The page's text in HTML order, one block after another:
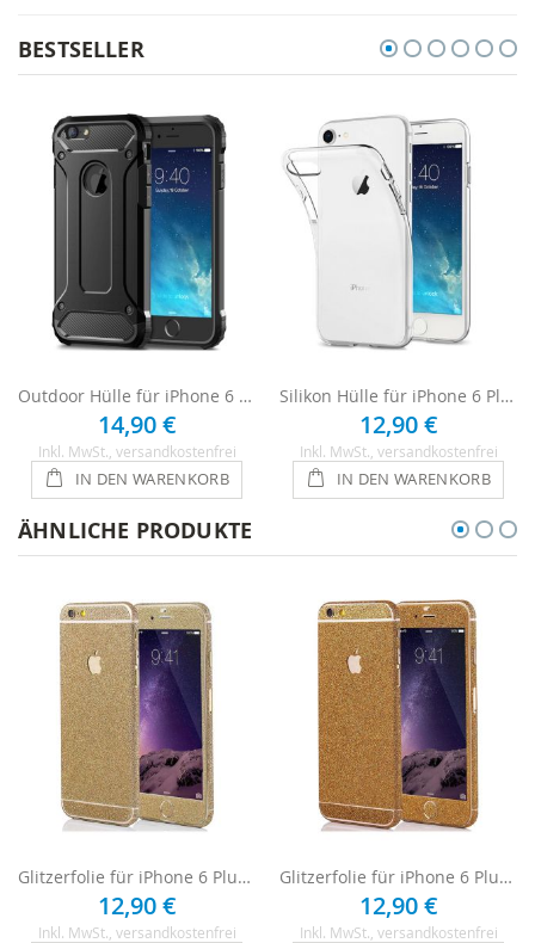
BESTSELLER
Outdoor Hülle für iPhone 6 Plus / 6s Plus - Schwarz
14,90 €
Inkl. MwSt. , versandkostenfrei
IN DEN WARENKORB
Silikon Hülle für iPhone 6 Plus / 6s Plus - Transparent
12,90 €
Inkl. MwSt. , versandkostenfrei
IN DEN WARENKORB
ÄHNLICHE PRODUKTE
Glitzerfolie für iPhone 6 Plus - Champagner
12,90 €
Inkl. MwSt. , versandkostenfrei
Glitzerfolie für iPhone 6 Plus / 6s Plus - Gold
12,90 €
Inkl. MwSt. , versandkostenfrei